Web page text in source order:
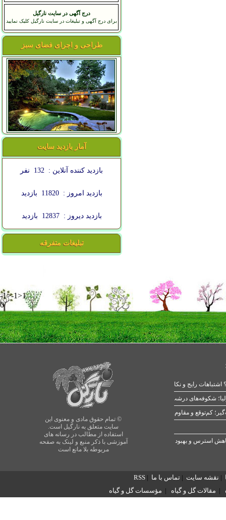
درج آگهی در سایت نارگیل
برای درج آگهی و تبلیغات در سایت نارگیل کلیک نمایید
طراحی و اجرای فضای سبز
آمار بازدید سایت
بازدید کننده آنلاین : 132 نفر
بازدید امروز : 11820 بازدید
بازدید دیروز : 12837 بازدید
تبلیغات متفرقه
-1>-1>1
0
© تمام حقوق مادی و معنوی این
سایت متعلق به نارگیل است.
استفاده از مطالب در رسانه های
آموزشی با ذکر منبع و لینک به صفحه
مربوطه بلا مانع است
رایج و نکات طلایی
شکوفه‌های درشت در بهار
| نقشه سایت | تماس با ما |
RSS
| مقالات گل و گیاه | مؤسسات گل و گیاه